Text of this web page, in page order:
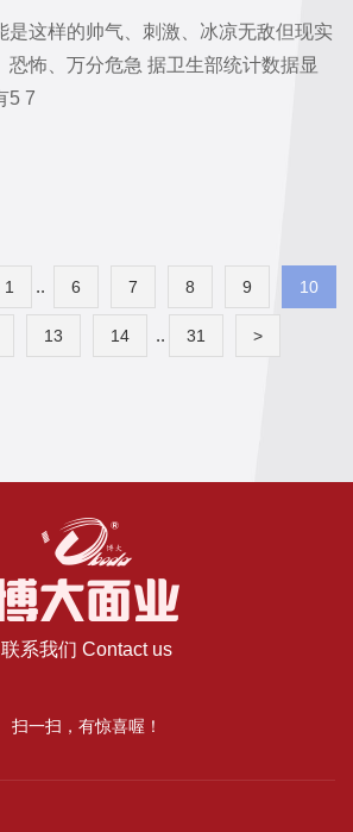
是这样的帅气、刺激、冰凉无敌但现实
恐怖、万分危急 据卫生部统计数据显
5 7
1 .. 6 7 8 9 10
13 14 .. 31 >
联系我们 Contact us
扫一扫，有惊喜喔！